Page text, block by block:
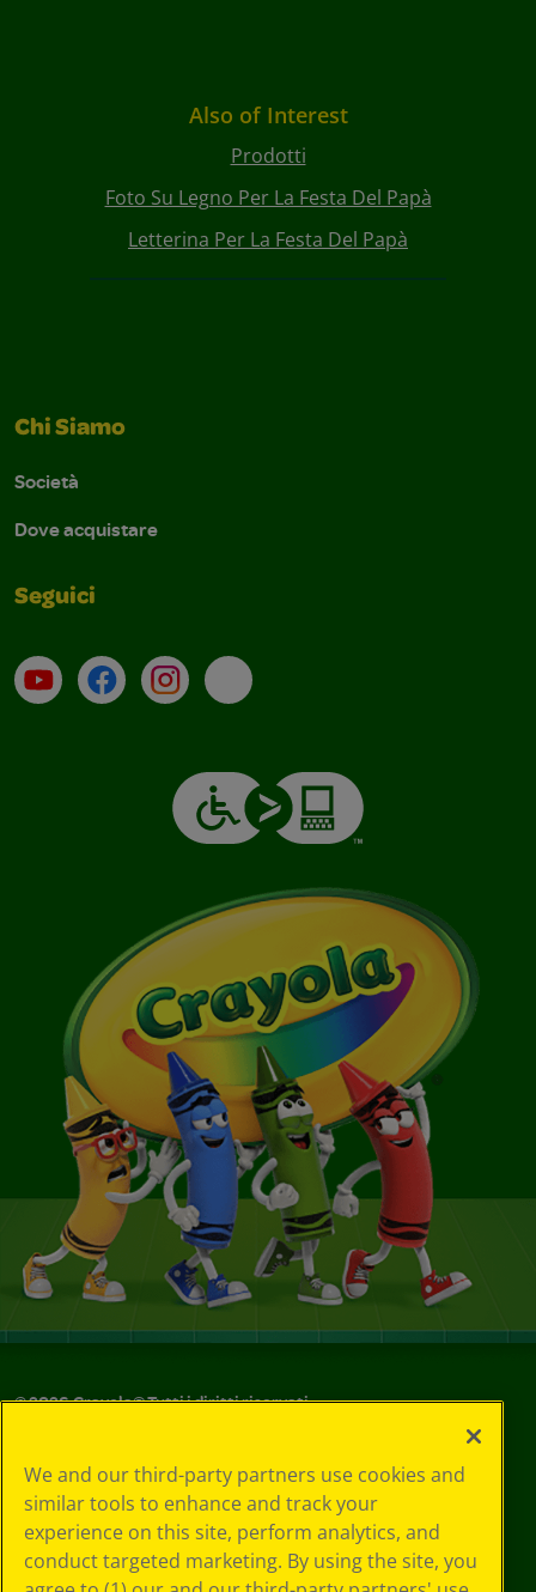
Also of Interest
Prodotti
Foto Su Legno Per La Festa Del Papà
Letterina Per La Festa Del Papà
Chi Siamo
Società
Dove acquistare
Seguici
Su YouTube
ContattiProfilo Instagram
Email
©2026Crayola® Tutti i diritti riservati.
in materia di
privacy
Informativa sulla
privacy
Termini SMS
We and our third-party partners use cookies and
similar tools to enhance and track your
experience on this site, perform analytics, and
conduct targeted marketing. By using the site, you